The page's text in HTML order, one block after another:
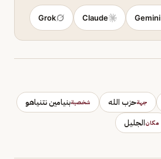
Gemini
Claude
Grok
جهةحزب الله شخصيةبنيامين نتنياهو
مكانالجليل